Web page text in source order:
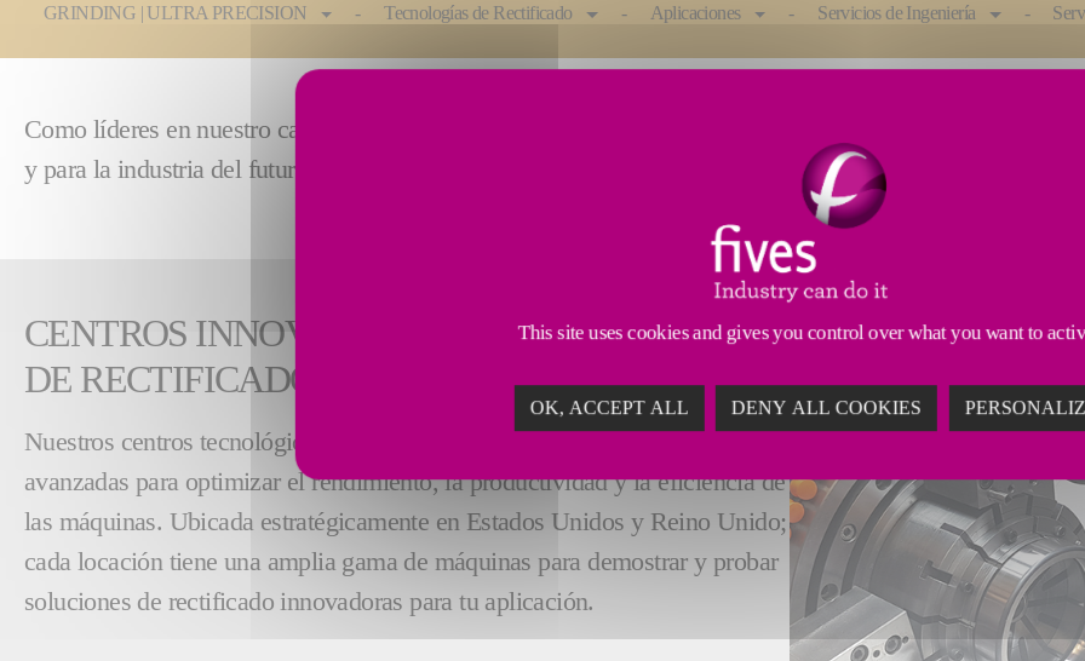
GRINDING | ULTRA PRECISION Tecnologías de Rectificado Aplicaciones Servicios de Ingeniería
Como líderes en nuestro campo, estamos en constante evolución y desarrollo de nuevas tecnologías
y para la industria del futuro.
CENTROS INNOVADORES DE TECNOLOGÍA
DE RECTIFICADO
Nuestros centros tecnológicos continuamente desarrollan soluciones
avanzadas para optimizar el rendimiento, la productividad y la eficiencia de
las máquinas. Ubicada estratégicamente en Estados Unidos y Reino Unido;
cada locación tiene una amplia gama de máquinas para demostrar y probar
soluciones de rectificado innovadoras para tu aplicación.
This site uses cookies and gives you control over what you want to
OK, ACCEPT ALL DENY ALL COOKIES